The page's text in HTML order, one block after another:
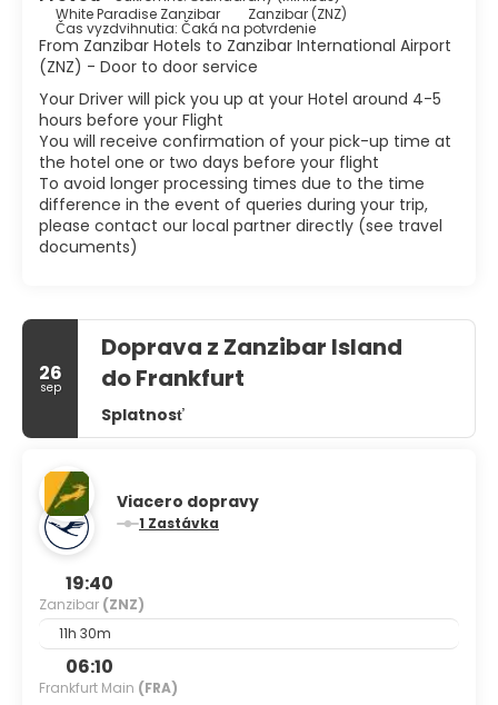
White Paradise Zanzibar
Zanzibar (ZNZ)
Čas vyzdvihnutia: Čaká na potvrdenie
From Zanzibar Hotels to Zanzibar International Airport
(ZNZ) - Door to door service
Your Driver will pick you up at your Hotel around 4-5
hours before your Flight
You will receive confirmation of your pick-up time at
the hotel one or two days before your flight
To avoid longer processing times due to the time
difference in the event of queries during your trip,
please contact our local partner directly (see travel
documents)
26
sep
Doprava z Zanzibar Island
do Frankfurt
Splatnosť
Viacero dopravy
1 Zastávka
19:40
Zanzibar (ZNZ)
11h 30m
06:10
Frankfurt Main (FRA)